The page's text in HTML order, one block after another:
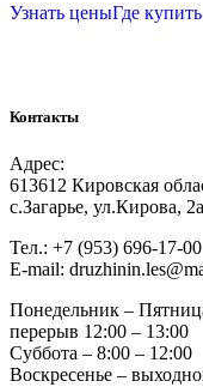
Узнать ценыГде купить
Контакты
Адрес:
613612 Кировская
с.Загарье, ул.Кирова,
Тел.: +7 (953) 696-17-00
Е-mail:
Понедельник –
перерыв 12:00 – 13:00
Суббота – 8:00 – 12:00
Воскресенье –